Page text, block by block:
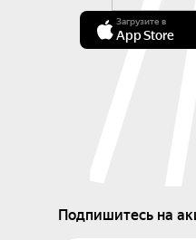
Загрузите в
App Store
Подпишитесь на